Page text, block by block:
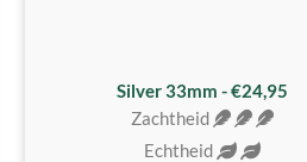
Silver 33mm - €24,95
Zachtheid
Echtheid